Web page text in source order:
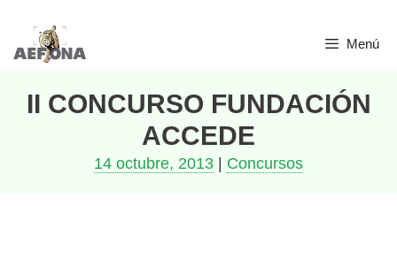
Saltar
Menú
II CONCURSO FUNDACIÓN
ACCEDE
14 octubre, 2013 Concursos